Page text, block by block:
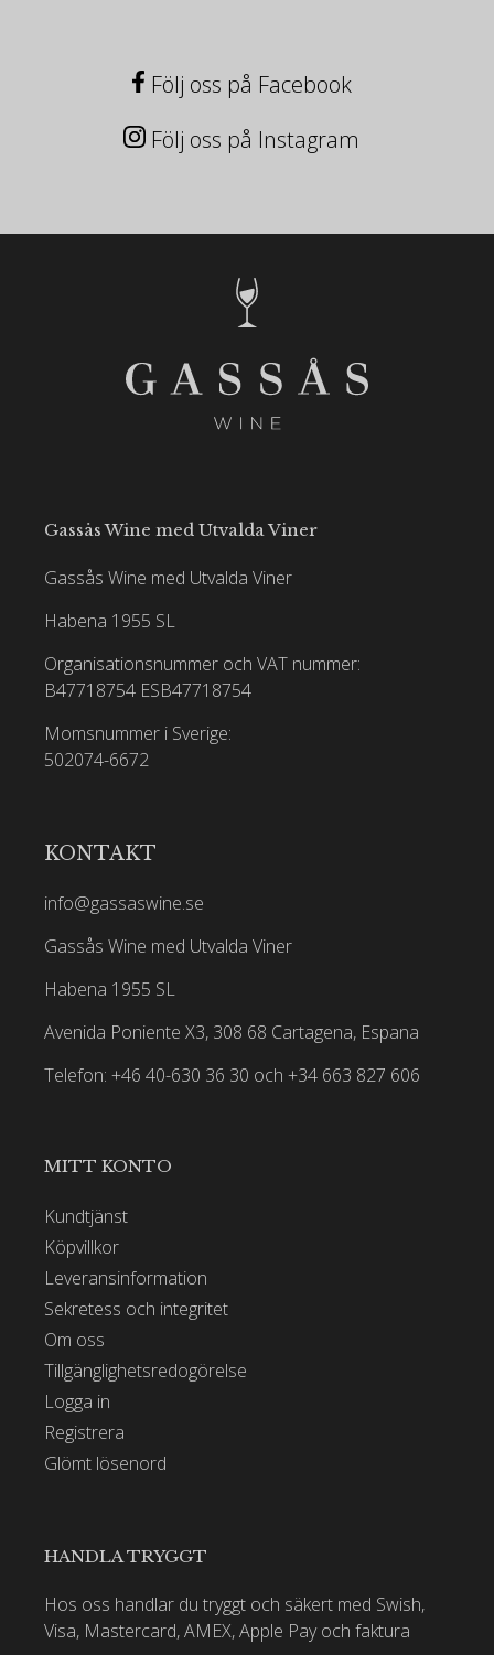
Följ oss på Facebook
Följ oss på Instagram
Gassås Wine med Utvalda Viner
Gassås Wine med Utvalda Viner
Habena 1955 SL
Organisationsnummer och VAT nummer:
B47718754 ESB47718754
Momsnummer i Sverige:
502074-6672
KONTAKT
info@gassaswine.se
Gassås Wine med Utvalda Viner
Habena 1955 SL
Avenida Poniente X3, 308 68 Cartagena, Espana
Telefon: +46 40-630 36 30 och +34 663 827 606
MITT KONTO
Kundtjänst
Köpvillkor
Leveransinformation
Sekretess och integritet
Om oss
Tillgänglighetsredogörelse
Logga in
Registrera
Glömt lösenord
HANDLA TRYGGT
Hos oss handlar du tryggt och säkert med Swish,
Visa, Mastercard, AMEX, Apple Pay och faktura